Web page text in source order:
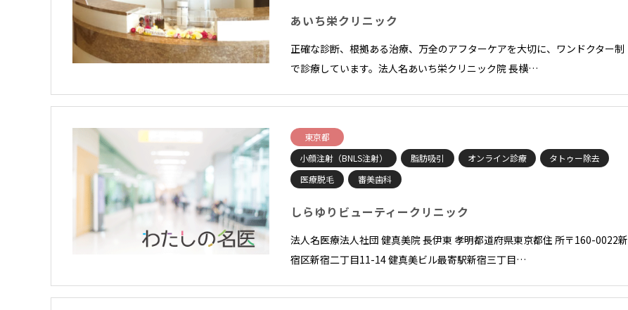
あいち栄クリニック
正確な診断、根拠ある治療、万全のアフターケアを大切に、ワンドクター制
で診療しています。法人名あいち栄クリニック院 長横…
東京都
小顔注射（BNLS注射）
脂肪吸引 オンライン診療
タトゥー除去
医療脱毛
審美歯科
しらゆりビューティークリニック
法人名医療法人社団 健真美院 長伊東 孝明都道府県東京都住 所〒160-0022新
宿区新宿二丁目11-14 健真美ビル最寄駅新宿三丁目…